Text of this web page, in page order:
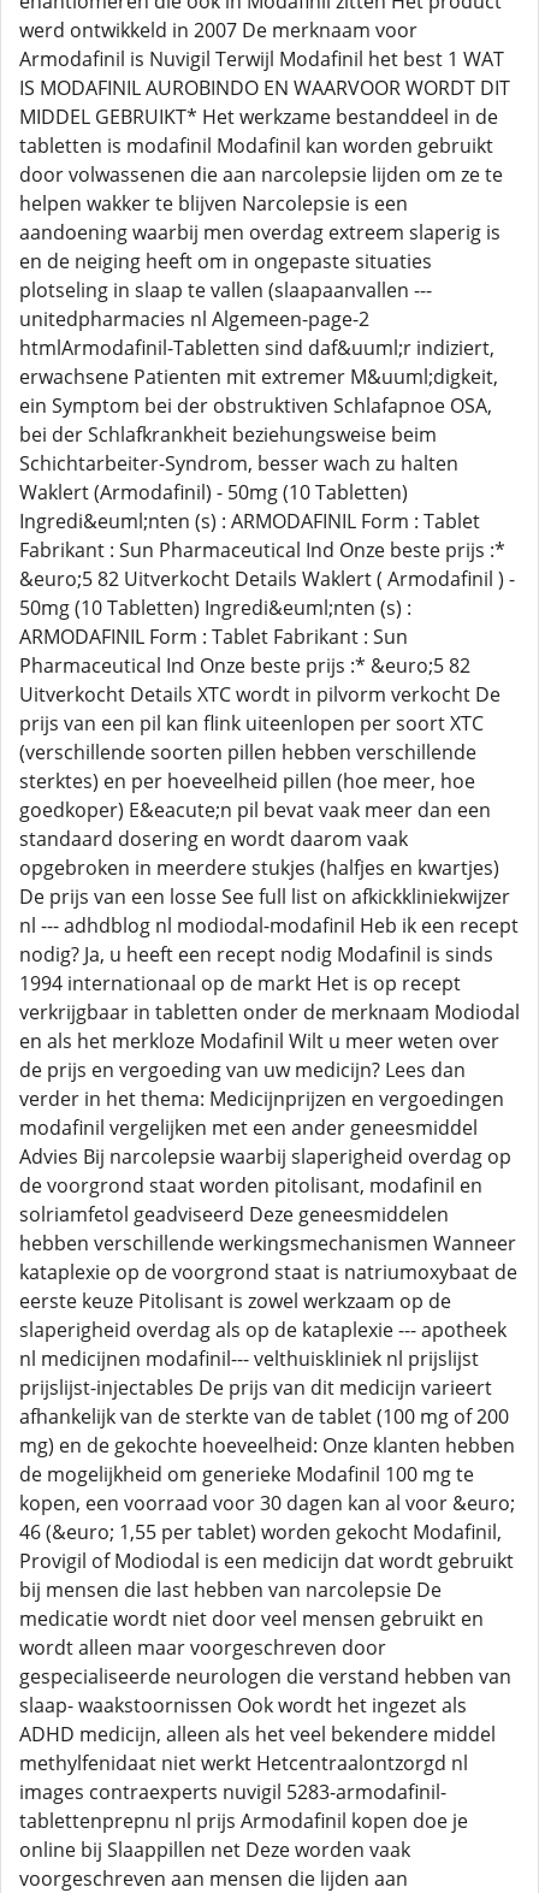
werd ontwikkeld in 2007 De merknaam voor
Armodafinil is Nuvigil Terwijl Modafinil het best 1 WAT
IS MODAFINIL AUROBINDO EN WAARVOOR WORDT DIT
MIDDEL GEBRUIKT* Het werkzame bestanddeel in de
tabletten is modafinil Modafinil kan worden gebruikt
door volwassenen die aan narcolepsie lijden om ze te
helpen wakker te blijven Narcolepsie is een
aandoening waarbij men overdag extreem slaperig is
en de neiging heeft om in ongepaste situaties
plotseling in slaap te vallen (slaapaanvallen ---
unitedpharmacies nl Algemeen-page-2
htmlArmodafinil-Tabletten sind daf&uuml;r indiziert,
erwachsene Patienten mit extremer M&uuml;digkeit,
ein Symptom bei der obstruktiven Schlafapnoe OSA,
bei der Schlafkrankheit beziehungsweise beim
Schichtarbeiter-Syndrom, besser wach zu halten
Waklert (Armodafinil) - 50mg (10 Tabletten)
Ingredi&euml;nten (s) : ARMODAFINIL Form : Tablet
Fabrikant : Sun Pharmaceutical Ind Onze beste prijs :*
&euro;5 82 Uitverkocht Details Waklert ( Armodafinil ) -
50mg (10 Tabletten) Ingredi&euml;nten (s) :
ARMODAFINIL Form : Tablet Fabrikant : Sun
Pharmaceutical Ind Onze beste prijs :* &euro;5 82
Uitverkocht Details XTC wordt in pilvorm verkocht De
prijs van een pil kan flink uiteenlopen per soort XTC
(verschillende soorten pillen hebben verschillende
sterktes) en per hoeveelheid pillen (hoe meer, hoe
goedkoper) E&eacute;n pil bevat vaak meer dan een
standaard dosering en wordt daarom vaak
opgebroken in meerdere stukjes (halfjes en kwartjes)
De prijs van een losse See full list on afkickkliniekwijzer
nl --- adhdblog nl modiodal-modafinil Heb ik een recept
nodig? Ja, u heeft een recept nodig Modafinil is sinds
1994 internationaal op de markt Het is op recept
verkrijgbaar in tabletten onder de merknaam Modiodal
en als het merkloze Modafinil Wilt u meer weten over
de prijs en vergoeding van uw medicijn? Lees dan
verder in het thema: Medicijnprijzen en vergoedingen
modafinil vergelijken met een ander geneesmiddel
Advies Bij narcolepsie waarbij slaperigheid overdag op
de voorgrond staat worden pitolisant, modafinil en
solriamfetol geadviseerd Deze geneesmiddelen
hebben verschillende werkingsmechanismen Wanneer
kataplexie op de voorgrond staat is natriumoxybaat de
eerste keuze Pitolisant is zowel werkzaam op de
slaperigheid overdag als op de kataplexie --- apotheek
nl medicijnen modafinil--- velthuiskliniek nl prijslijst
prijslijst-injectables De prijs van dit medicijn varieert
afhankelijk van de sterkte van de tablet (100 mg of 200
mg) en de gekochte hoeveelheid: Onze klanten hebben
de mogelijkheid om generieke Modafinil 100 mg te
kopen, een voorraad voor 30 dagen kan al voor &euro;
46 (&euro; 1,55 per tablet) worden gekocht Modafinil,
Provigil of Modiodal is een medicijn dat wordt gebruikt
bij mensen die last hebben van narcolepsie De
medicatie wordt niet door veel mensen gebruikt en
wordt alleen maar voorgeschreven door
gespecialiseerde neurologen die verstand hebben van
slaap- waakstoornissen Ook wordt het ingezet als
ADHD medicijn, alleen als het veel bekendere middel
methylfenidaat niet werkt Hetcentraalontzorgd nl
images contraexperts nuvigil 5283-armodafinil-
tablettenprepnu nl prijs Armodafinil kopen doe je
online bij Slaappillen net Deze worden vaak
voorgeschreven aan mensen die lijden aan